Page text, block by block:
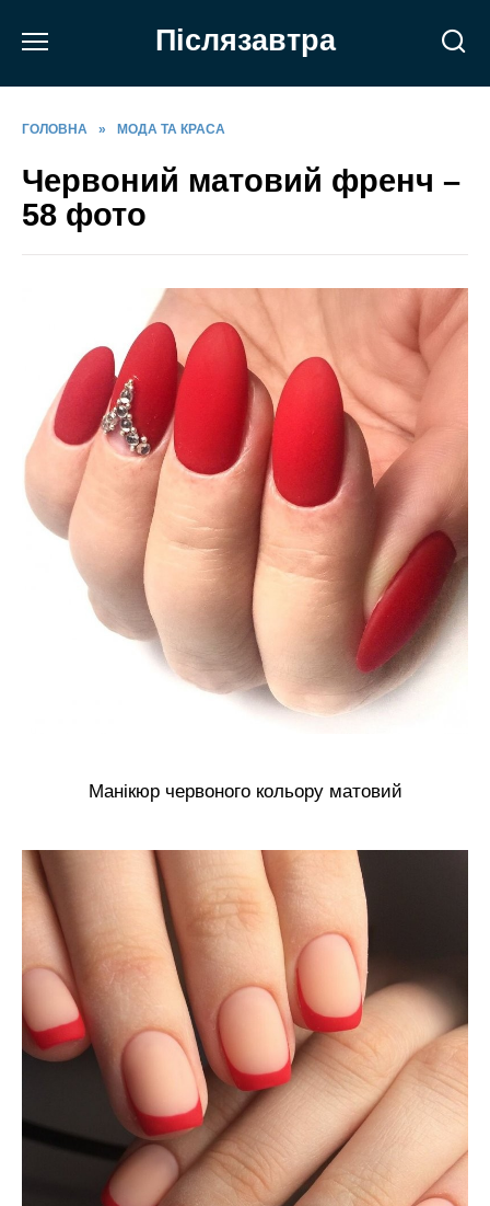
Післязавтра
ГОЛОВНА » МОДА ТА КРАСА
Червоний матовий френч –
58 фото
Манікюр червоного кольору матовий